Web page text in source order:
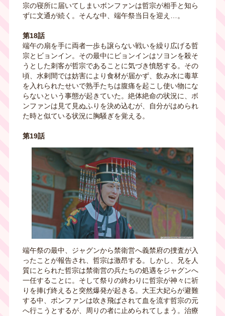
宗の寝所に届いてしまいボンファンは哲宗が相手と知ら
ずに文通が続く。そんな中、端午祭当日を迎え…。
第18話
端午の扇を手に両者一歩も譲らない戦いを繰り広げる哲
宗とビョンイン。その最中にビョンインはソヨンを殺そ
うとした刺客が哲宗であることに気づき憤怒する。その
頃、水剌間では妨害により食材が届かず、飲み水に毒草
を入れられたせいで熟手たちは腹痛を起こし使い物にな
らないという事態が起きていた。絶体絶命の状況に、ボ
ンファンは見て見ぬふりを決め込むが、自分がはめられ
た時と似ている状況に胸騒ぎを覚える。
第19話
端午祭の最中、ジャグンから禁衛営へ義禁府の捜査が入
ったことが報告され、哲宗は激昂する。しかし、兄を人
質にとられた哲宗は禁衛営の兵たちの処遇をジャグンへ
一任することに。そして祭りの終わりに哲宗が神々に祈
りを捧げ終えると突然爆発が起きる。大王大妃らが避難
する中、ボンファンは吹き飛ばされて血を流す哲宗の元
へ行こうとするが、周りの者に止められてしまう。治療